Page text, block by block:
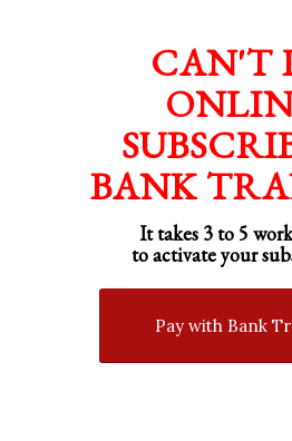
CAN'T
BANK
It takes 3 to 5
to activate your
Pay with Bank